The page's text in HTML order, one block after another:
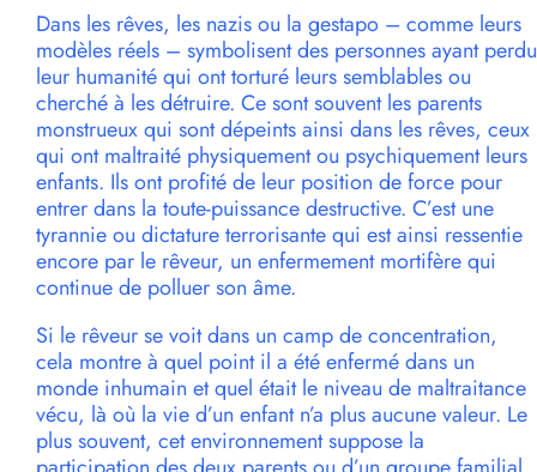
Dans les rêves, les nazis ou la gestapo – comme leurs
modèles réels – symbolisent des personnes ayant perdu
leur humanité qui ont torturé leurs semblables ou
cherché à les détruire. Ce sont souvent les parents
monstrueux qui sont dépeints ainsi dans les rêves, ceux
qui ont maltraité physiquement ou psychiquement leurs
enfants. Ils ont profité de leur position de force pour
entrer dans la toute-puissance destructive. C’est une
tyrannie ou dictature terrorisante qui est ainsi ressentie
encore par le rêveur, un enfermement mortifère qui
continue de polluer son âme.
Si le rêveur se voit dans un camp de concentration,
cela montre à quel point il a été enfermé dans un
monde inhumain et quel était le niveau de maltraitance
vécu, là où la vie d’un enfant n’a plus aucune valeur. Le
plus souvent, cet environnement suppose la